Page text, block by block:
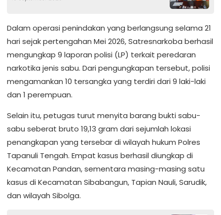
Dalam operasi penindakan yang berlangsung selama 21
hari sejak pertengahan Mei 2026, Satresnarkoba berhasil
mengungkap 9 laporan polisi (LP) terkait peredaran
narkotika jenis sabu. Dari pengungkapan tersebut, polisi
mengamankan 10 tersangka yang terdiri dari 9 laki-laki
dan 1 perempuan.
Selain itu, petugas turut menyita barang bukti sabu-
sabu seberat bruto 19,13 gram dari sejumlah lokasi
penangkapan yang tersebar di wilayah hukum Polres
Tapanuli Tengah. Empat kasus berhasil diungkap di
Kecamatan Pandan, sementara masing-masing satu
kasus di Kecamatan Sibabangun, Tapian Nauli, Sarudik,
dan wilayah Sibolga.